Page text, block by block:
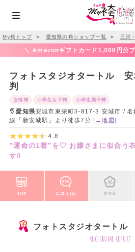
My袴トップ ＞ 愛知県の袴ショップ一覧 ＞ 三河
＼ Amazonギフトカード1,000円分
フォトスタジオタートル 安
判
女性袴 小学生女子袴 小学生男子袴
愛知県安城市東栄町3-817-3 安城市 / 名
線「新安城駅」より徒歩7分 [→地図]
4.8
”運命の1着”を♡ お嬢さまに似合う
す‼︎
TOP 口コミ(5) 袴衣装
フォトスタジオタートル
kuchikomi report